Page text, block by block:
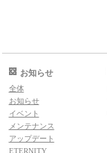
お知らせ
全体
お知らせ
イベント
メンテナンス
アップデート
ETERNITY